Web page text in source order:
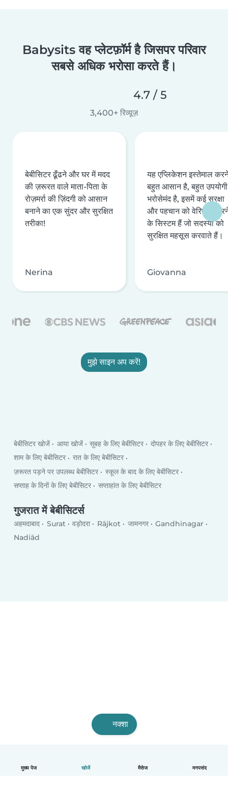
मुख्य पेज खोजें मैसेज मनपसंद
Babysits वह प्लेटफ़ॉर्म है जिसपर परिवार
सबसे अधिक भरोसा करते हैं।
4.7 / 5
3,400+ रिव्यूज़
बेबीसिटर ढूँढने और घर में मदद
की ज़रूरत वाले माता-पिता के
रोज़मर्रा की ज़िंदगी को आसान
बनाने का एक सुंदर और सुरक्षित
तरीका!
Nerina
यह एप्लिकेशन इस्तेमाल
बहुत आसान है, बहुत
भरोसेमंद है, इसमें कई सुरक्षा
और पहचान को वेरिफ़ाई
के सिस्टम हैं जो सदस्यों को
सुरक्षित महसूस करवाते हैं।
Giovanna
मुझे साइन अप करें!
बेबीसिटर खोजें आया खोजें सुबह के लिए बेबीसिटर
दोपहर के लिए बेबीसिटर
शाम के लिए बेबीसिटर
रात के लिए बेबीसिटर
ज़रूरत पड़ने पर उपलब्ध बेबीसिटर
स्कूल के बाद के लिए बेबीसिटर
सप्ताह के दिनों के लिए बेबीसिटर
सप्ताहांत के लिए बेबीसिटर
गुजरात में बेबीसिटर्स
अहमदाबाद Surat वड़ोदरा Rājkot जामनगर
Gandhinagar
Nadiād
नक्शा